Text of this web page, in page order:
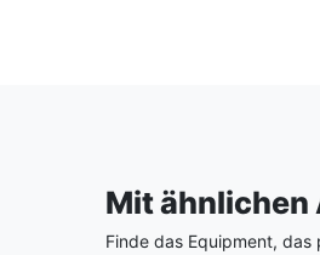
Mit
Finde das Equipment,